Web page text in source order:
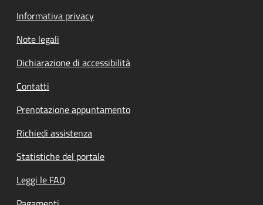
Informativa privacy
Note legali
Dichiarazione di accessibilità
Contatti
Prenotazione appuntamento
Richiedi assistenza
Statistiche del portale
Leggi le FAQ